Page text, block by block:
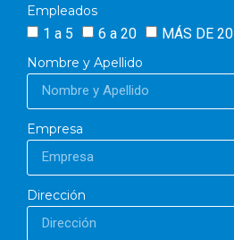
Empleados
1 a 5 6 a 20 MÁS DE 20
Nombre y Apellido
Empresa
Dirección